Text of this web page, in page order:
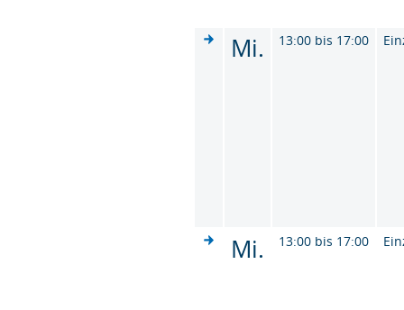
Mi. 13:00 bis 17:00
Mi. 13:00 bis 17:00